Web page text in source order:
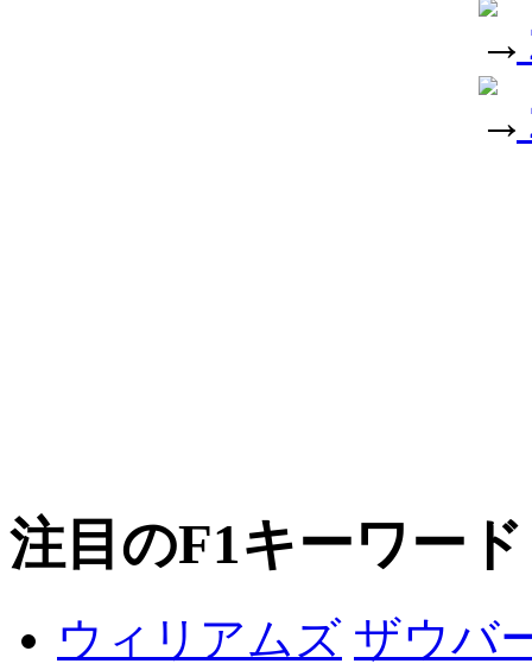
注目のF1キーワード
ウィリアムズ ザウバ